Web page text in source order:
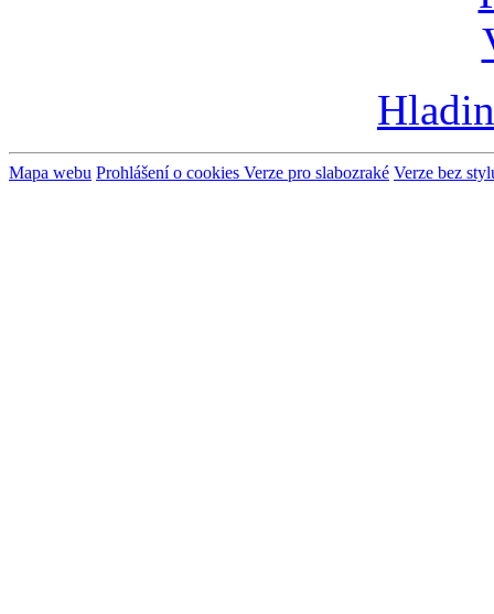
Mapa webu Prohlášení o cookies Verze pro slabozraké Verze bez